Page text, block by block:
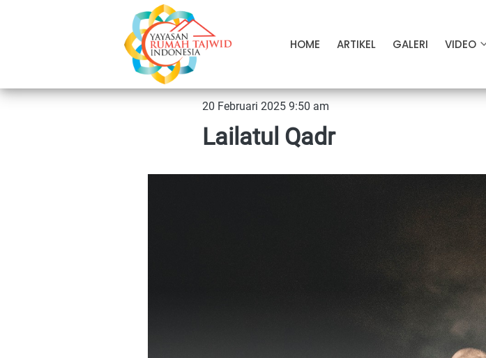
HOME ARTIKEL GALERI VIDEO
20 Februari 2025 9:50 am
Lailatul Qadr